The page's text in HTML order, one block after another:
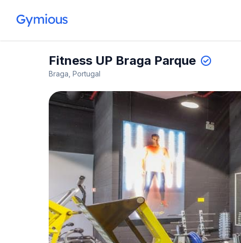
Fitness UP Braga Parque
Braga, Portugal